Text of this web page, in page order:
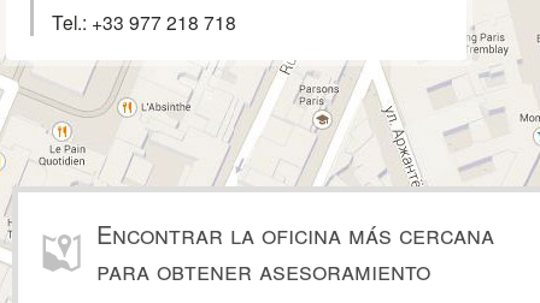
Tel.: +33 977 218 718
Encontrar la oficina más cercana
para obtener asesoramiento